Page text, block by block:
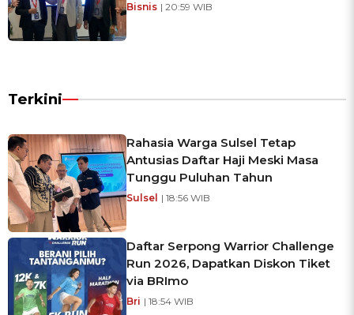
Bisnis | 20:59 WIB
Terkini
Rahasia Warga Sulsel Tetap
Antusias Daftar Haji Meski Masa
Tunggu Puluhan Tahun
Sulsel | 18:56 WIB
Daftar Serpong Warrior Challenge
Run 2026, Dapatkan Diskon Tiket
via BRImo
Bri | 18:54 WIB